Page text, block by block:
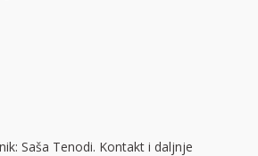
Saša Tenodi. Kontakt i daljnje